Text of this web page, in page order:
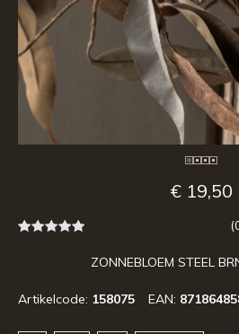
€ 19,50
ZONNEBLOEM STEEL
Artikelcode: 158075 EAN: